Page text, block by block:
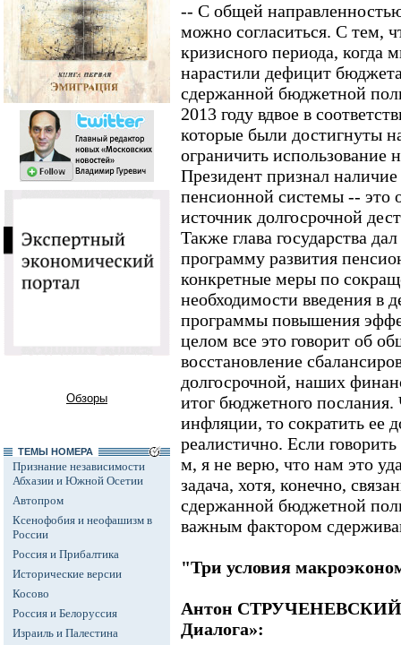
Обзоры
ТЕМЫ НОМЕРА
Признание независимости
Абхазии и Южной Осетии
Автопром
Ксенофобия и неофашизм в
России
Россия и Прибалтика
Исторические версии
Косово
Россия и Белоруссия
Израиль и Палестина
-- С общей
можно согласиться. С тем,
кризисного периода, когда
нарастили дефицит
сдержанной бюджетной
2013 году вдвое в
которые были достигнуты
ограничить использование
Президент признал
пенсионной системы -- это
источник долгосрочной
Также глава государства
программу развития
конкретные меры по
необходимости введения в
программы повышения
целом все это говорит об
восстановление
долгосрочной, наших
итог бюджетного послания.
инфляции, то сократить ее
реалистично. Если
м, я не верю, что нам это
задача, хотя, конечно,
сдержанной бюджетной
важным фактором
"Три условия
Антон СТРУЧЕНЕВСКИЙ,
Диалога»: